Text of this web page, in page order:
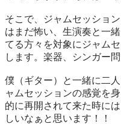
そこで、ジャムセッショ
はまだ怖い、生演奏と一
てる方々を対象にジャム
します。楽器、シンガー問
僕（ギター）と一緒に二
ャムセッションの感覚を
的に再開されて来た時に
しいなぁと思います！！